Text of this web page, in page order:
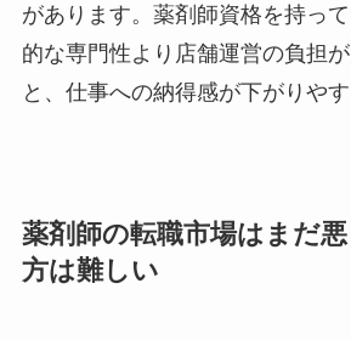
があります。薬剤師資格を持っ
的な専門性より店舗運営の負担
と、仕事への納得感が下がりやす
薬剤師の転職市場はまだ
方は難しい